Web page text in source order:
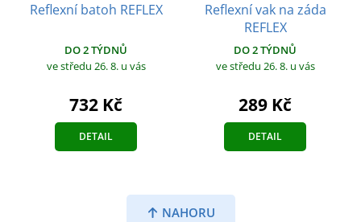
Reflexní batoh REFLEX
DO 2 TÝDNŮ
ve středu 26. 8. u vás
732 Kč
DETAIL
Reflexní vak na záda
REFLEX
DO 2 TÝDNŮ
ve středu 26. 8. u vás
289 Kč
DETAIL
NAHORU